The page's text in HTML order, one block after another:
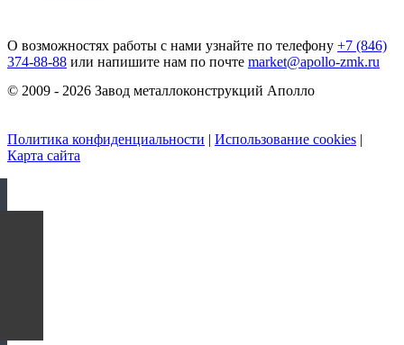
О возможностях работы с нами узнайте по телефону +7 (846)
374-88-88 или напишите нам по почте market@apollo-zmk.ru
© 2009 - 2026 Завод металлоконструкций Аполло
Политика конфиденциальности | Использование cookies |
Карта сайта